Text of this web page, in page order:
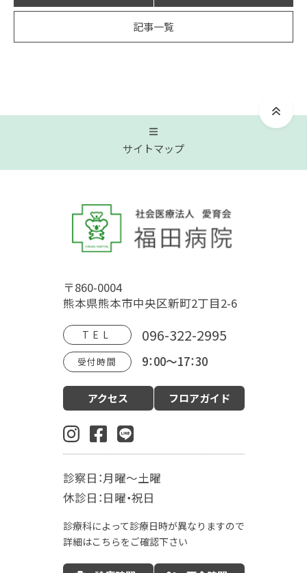
記事一覧
サイトマップ
トップページ
病院概要 福田病院の歴史
HOSPITAL MOVIE
診療案内
婦人科・更年期外来
肛門外科
麻酔科
お産の入院について
お部屋について
お食事について
LDR
MFICU
新生児センター
出産の流れ 出産方法
〒860-0004
熊本県熊本市中央区新町2丁目2-6
TEL 096-322-2995
受付時間 9：00～17：30
アクセス フロアガイド
診察日：月曜～土曜
休診日：日曜・祝日
診療科によって診療日時が異なりますので
詳細はこちらをご確認下さい